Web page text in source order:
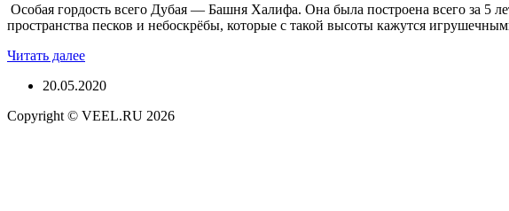
Особая гордость всего Дубая — Башня Халифа. Она была построена всего за
пространства песков и небоскрёбы, которые с такой высоты кажутся
Читать далееБашня
в
20.05.2020
Copyright © VEEL.RU 2026